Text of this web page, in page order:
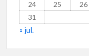
24
25 26
31
« jul.